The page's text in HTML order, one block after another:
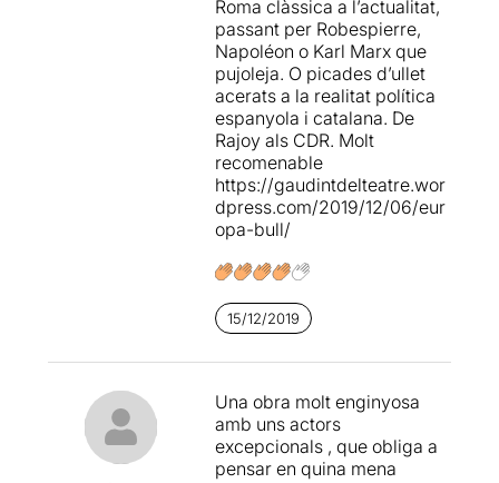
es barregen episodis i
personatges del nostre
passat comú comJoana
d'Arc, Robespierre i la
revolució francesa, Brutus i
Juli Cèsar, Napoleó, .....
Si hem de posar un "però",
potser a l'inici vam trobar
un excés de "foscos", per
canviar d'escena, i també un
repetitiu..... però ai las!!!,
entenem posteriorment en
veure el desenvolupament
de l'acció....
... i és quela proposta va
incrementant el ritme de les
escenes i de la seva
absurditat;ara recordem
Roma clàssica a l’actualitat,
passant per Robespierre,
Napoléon o Karl Marx que
pujoleja. O picades d’ullet
acerats a la realitat política
espanyola i catalana. De
Rajoy als CDR. Molt
recomenable
https://gaudintdelteatre.wor
dpress.com/2019/12/06/eur
opa-bull/
15/12/2019
Una obra molt enginyosa
amb uns actors
excepcionals , que obliga a
pensar en quina mena